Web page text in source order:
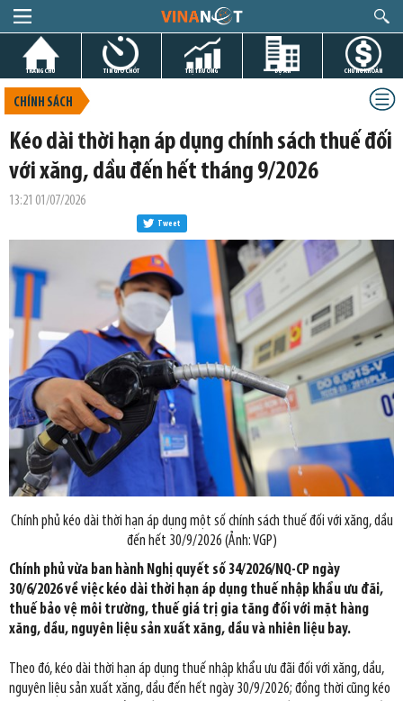
TRANG CHỦ TIN GIỜ CHÓT THỊ TRƯỜNG DỰ ÁN CHỨNG KHOÁN
CHÍNH SÁCH
Kéo dài thời hạn áp dụng chính sách thuế đối
với xăng, dầu đến hết tháng 9/2026
13:21 01/07/2026
Tweet
Chính phủ kéo dài thời hạn áp dụng một số chính sách thuế đối với xăng, dầu
đến hết 30/9/2026 (Ảnh: VGP)
Chính phủ vừa ban hành Nghị quyết số 34/2026/NQ-CP ngày
30/6/2026 về việc kéo dài thời hạn áp dụng thuế nhập khẩu ưu đãi,
thuế bảo vệ môi trường, thuế giá trị gia tăng đối với mặt hàng
xăng, dầu, nguyên liệu sản xuất xăng, dầu và nhiên liệu bay.
Theo đó, kéo dài thời hạn áp dụng thuế nhập khẩu ưu đãi đối với xăng, dầu,
nguyên liệu sản xuất xăng, dầu đến hết ngày 30/9/2026; đồng thời cũng kéo